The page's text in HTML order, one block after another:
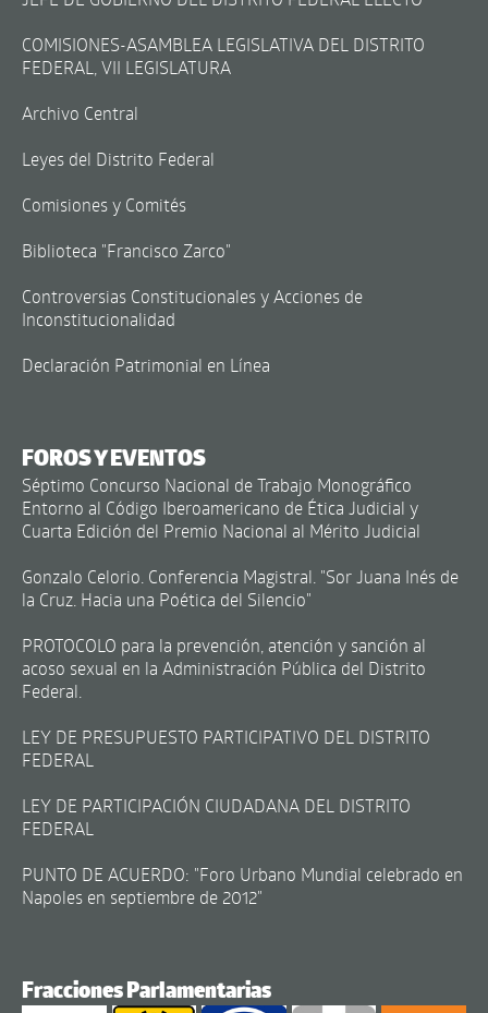
COMISIONES-ASAMBLEA LEGISLATIVA DEL DISTRITO
FEDERAL, VII LEGISLATURA
Archivo Central
Leyes del Distrito Federal
Comisiones y Comités
Biblioteca "Francisco Zarco"
Controversias Constitucionales y Acciones de
Inconstitucionalidad
Declaración Patrimonial en Línea
FOROS Y EVENTOS
Séptimo Concurso Nacional de Trabajo Monográfico
Entorno al Código Iberoamericano de Ética Judicial y
Cuarta Edición del Premio Nacional al Mérito Judicial
Gonzalo Celorio. Conferencia Magistral. "Sor Juana Inés de
la Cruz. Hacia una Poética del Silencio"
PROTOCOLO para la prevención, atención y sanción al
acoso sexual en la Administración Pública del Distrito
Federal.
LEY DE PRESUPUESTO PARTICIPATIVO DEL DISTRITO
FEDERAL
LEY DE PARTICIPACIÓN CIUDADANA DEL DISTRITO
FEDERAL
PUNTO DE ACUERDO: "Foro Urbano Mundial celebrado en
Napoles en septiembre de 2012"
Fracciones Parlamentarias